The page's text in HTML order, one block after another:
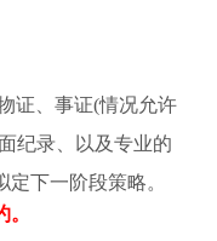
证、事证(情况允许
纪录、以及专业的
下一阶段策略。